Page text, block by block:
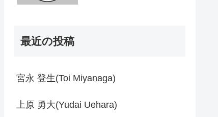
最近の投稿
宮永 登生(Toi Miyanaga)
上原 勇大(Yudai Uehara)